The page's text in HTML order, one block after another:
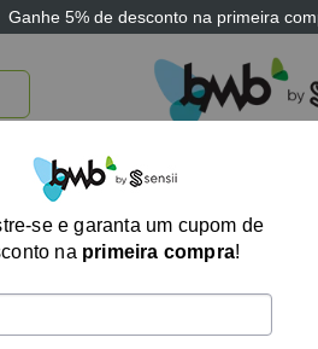
Ganhe 5% de desconto na primeira
BRINQUEDOS E JOGOS ARK
produto foi encontrado para a
se e garanta um cupom de
na primeira compra!